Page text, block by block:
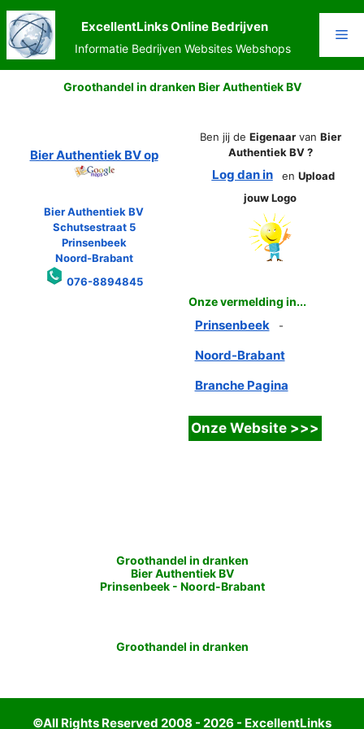
Ga
naar
de
inhoud
ExcellentLinks Online Bedrijven
Informatie Bedrijven Websites Webshops
Groothandel in dranken Bier Authentiek BV
Bier Authentiek BV op
Bier Authentiek BV
Schutsestraat 5
Prinsenbeek
Noord-Brabant
076-8894845
Ben jij de Eigenaarvan Bier
Authentiek BV ?
Log dan in en Upload
jouw Logo
Onze vermelding in...
Prinsenbeek -
Noord-Brabant
Branche Pagina
Groothandel in dranken
Bier Authentiek BV
Prinsenbeek- Noord-Brabant
Groothandel in dranken
©All Rights Reserved 2008 - 2026 - ExcellentLinks